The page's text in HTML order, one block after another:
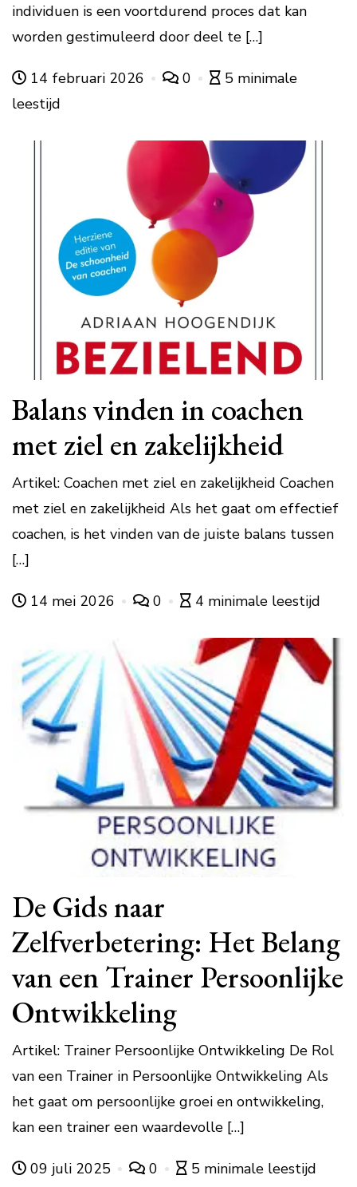
individuen is een voortdurend proces dat kan
worden gestimuleerd door deel te […]
14 februari 2026 0
5 minimale
leestijd
Balans vinden in coachen
met ziel en zakelijkheid
Artikel: Coachen met ziel en zakelijkheid Coachen
met ziel en zakelijkheid Als het gaat om effectief
coachen, is het vinden van de juiste balans tussen
[…]
14 mei 2026 0 4 minimale leestijd
De Gids naar
Zelfverbetering: Het Belang
van een Trainer Persoonlijke
Ontwikkeling
Artikel: Trainer Persoonlijke Ontwikkeling De Rol
van een Trainer in Persoonlijke Ontwikkeling Als
het gaat om persoonlijke groei en ontwikkeling,
kan een trainer een waardevolle […]
09 juli 2025 0 5 minimale leestijd